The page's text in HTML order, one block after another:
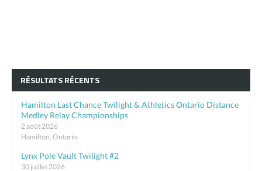
RÉSULTATS RÉCENTS
Hamilton Last Chance Twilight & Athletics Ontario Distance
Medley Relay Championships
2 août 2026
Hamilton, Ontario
Lynx Pole Vault Twilight #2
30 juillet 2026